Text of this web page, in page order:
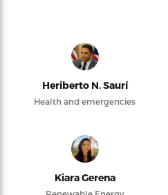
Heriberto N. Saurí
Health and emergencies
Kiara Gerena